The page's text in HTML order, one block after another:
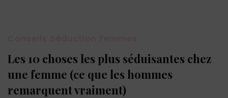
Les 10 choses les plus séduisantes chez
une femme (ce que les hommes
remarquent vraiment)